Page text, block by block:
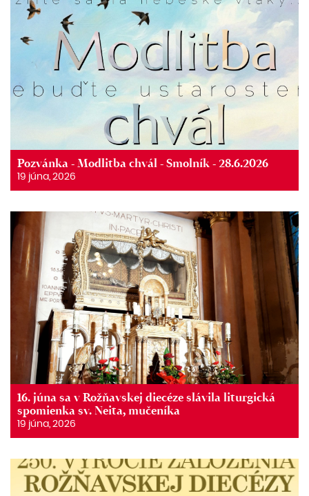
Pozvánka - Modlitba chvál - Smolník - 28.6.2026
19 júna, 2026
16. júna sa v Rožňavskej diecéze slávila liturgická
spomienka sv. Neita, mučeníka
19 júna, 2026